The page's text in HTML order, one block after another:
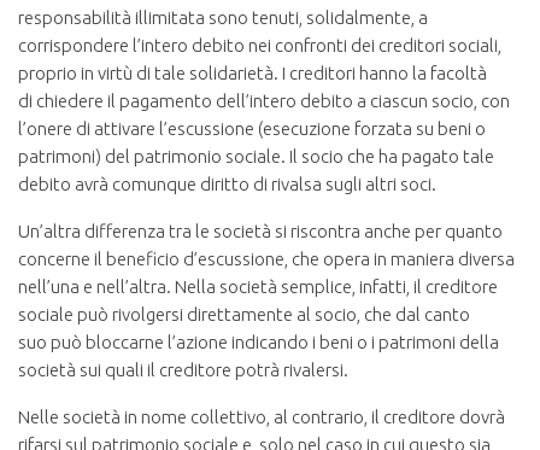
responsabilità illimitata sono tenuti, solidalmente, a
corrispondere l’intero debito nei confronti dei creditori sociali,
proprio in virtù di tale solidarietà. I creditori hanno la facoltà
di chiedere il pagamento dell’intero debito a ciascun socio, con
l’onere di attivare l’escussione (esecuzione forzata su beni o
patrimoni) del patrimonio sociale. Il socio che ha pagato tale
debito avrà comunque diritto di rivalsa sugli altri soci.
Un’altra differenza tra le società si riscontra anche per quanto
concerne il beneficio d’escussione, che opera in maniera diversa
nell’una e nell’altra. Nella società semplice, infatti, il creditore
sociale può rivolgersi direttamente al socio, che dal canto
suo può bloccarne l’azione indicando i beni o i patrimoni della
società sui quali il creditore potrà rivalersi.
Nelle società in nome collettivo, al contrario, il creditore dovrà
rifarsi sul patrimonio sociale e, solo nel caso in cui questo sia